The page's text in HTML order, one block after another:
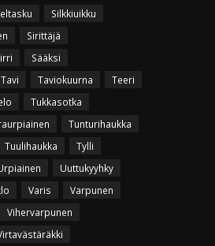
Silkkiuikku
Sirittäjä
Sääksi
Tavi Taviokuurna
Teeri
Tukkasotka
Tunturihaukka
Tuulihaukka
Tylli
Uuttukyyhky
Varis
Varpunen
Vihervarpunen